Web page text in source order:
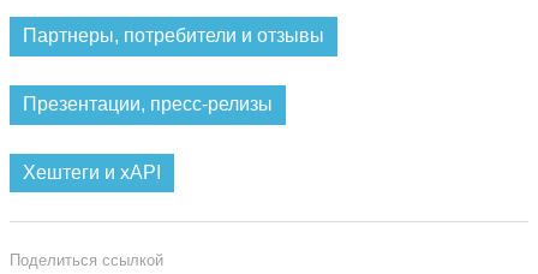
Партнеры, потребители и отзывы
Презентации, пресс-релизы
Хештеги и xAPI
Поделиться ссылкой